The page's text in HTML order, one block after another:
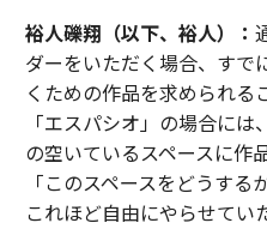
裕人礫翔（以下、裕人）：
ダーをいただく場合、すで
くための作品を求められる
「エスパシオ」の場合に
の空いているスペースに作
「このスペースをどうす
これほど自由にやらせてい